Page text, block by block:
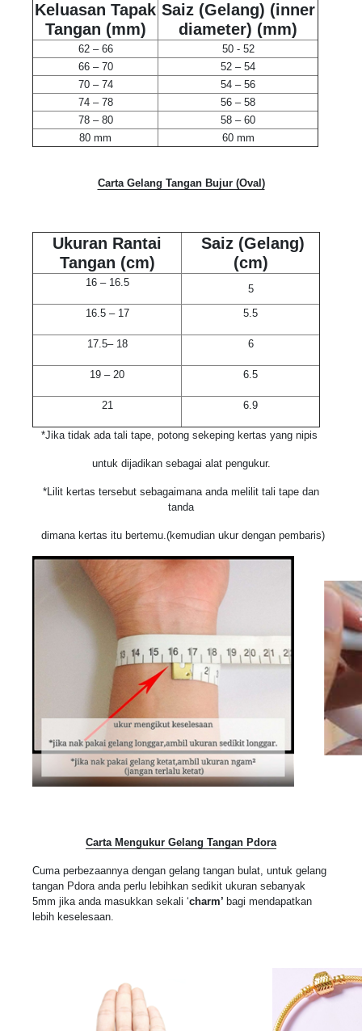
Keluasan Tapak
Tangan (mm)
Saiz (Gelang) (inner
diameter) (mm)
62 – 66
50 - 52
66 – 70
52 – 54
70 – 74
54 – 56
74 – 78
56 – 58
78 – 80
58 – 60
80 mm
60 mm
Carta Gelang Tangan Bujur (Oval)
Ukuran Rantai
Tangan (cm)
Saiz (Gelang)
(cm)
16 – 16.5
5
16.5 – 17
5.5
17.5– 18 6
19 – 20 6.5
21 6.9
*Jika tidak ada tali tape, potong sekeping kertas yang nipis
untuk dijadikan sebagai alat pengukur.
*Lilit kertas tersebut sebagaimana anda melilit tali tape dan
tanda
dimana kertas itu bertemu.(kemudian ukur dengan pembaris)
Carta Mengukur Gelang Tangan Pdora
Cuma perbezaannya dengan gelang tangan bulat, untuk gelang
tangan Pdora anda perlu lebihkan sedikit ukuran sebanyak
5mm jika anda masukkan sekali ‘charm’ bagi mendapatkan
lebih keselesaan.